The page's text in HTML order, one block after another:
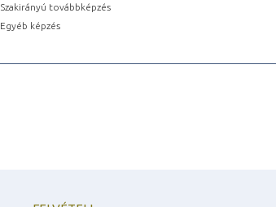
Szakirányú továbbképzés
Egyéb képzés